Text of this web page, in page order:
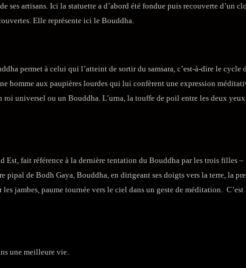
artisans. Ici la statuette a d’abord été fondue puis recouverte d’un
Elle représente ici le Bouddha.
permet à celui qui l’atteint de sortir du samsara, c’est-à-dire le cycle
homme aux paupières lourdes qui lui confèrent une expression
universel ou un Bouddha. L’urna, la touffe de poil entre les deux
Est, fait référence à la dernière tentation du Bouddha par les trois filles
pipal de Bodh Gaya, Bouddha, en dirigeant ses doigts vers la terre, la
jambes, paume tournée vers le ciel dans un geste de méditation.
une meilleure vie.